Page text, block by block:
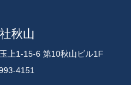
秋山
上1-15-6 第10秋山ビル1F
4151